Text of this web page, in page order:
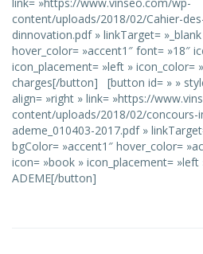
link= »https://www.vinseo.com/wp-
content/uploads/2018/02/Cahier-
dinnovation.pdf » linkTarget=
hover_color= »accent1″ font= »18″
icon_placement= »left » icon_color=
charges[/button] [button id= » »
align= »right » link= »https://
content/uploads/2018/02/concours-
ademe_010403-2017.pdf »
bgColor= »accent1″ hover_color=
icon= »book » icon_placement= »left
ADEME[/button]